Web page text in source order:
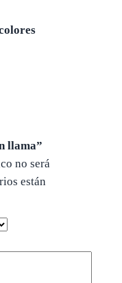
llama”
no será
están